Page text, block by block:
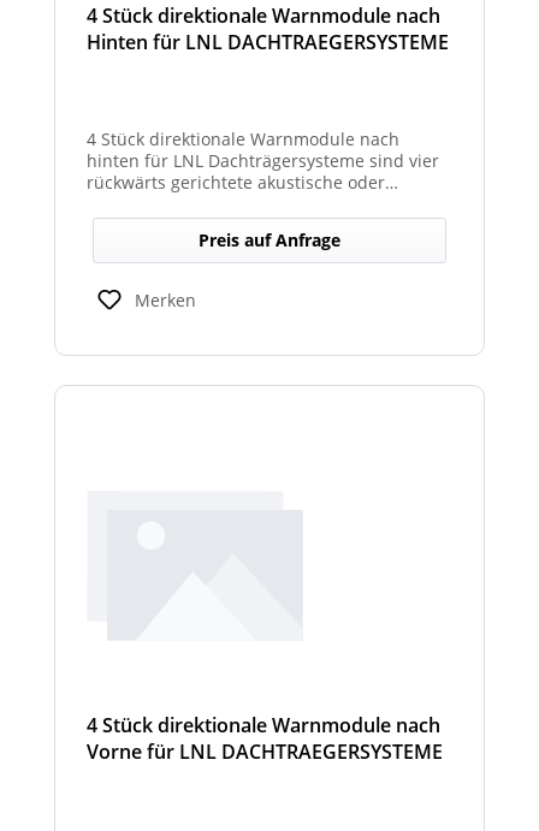
4 Stück direktionale Warnmodule nach
Hinten für LNL DACHTRAEGERSYSTEME
4 Stück direktionale Warnmodule nach
hinten für LNL Dachträgersysteme sind vier
rückwärts gerichtete akustische oder
montiert werden, um gezielte Warnsignale
nach hinten auszugeben. Sie verbessern die
Sicht‑ und Hörbarkeit von Warnhinweisen im
Heckbereich und erhöhen so die Sicherheit
bei Rückwärts‑ oder Einsatzfahrten.
Preis auf Anfrage
Merken
4 Stück direktionale Warnmodule nach
Vorne für LNL DACHTRAEGERSYSTEME